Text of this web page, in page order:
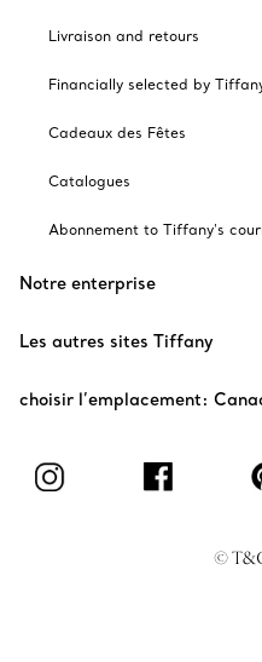
Livraison and retours
Financially selected by
Cadeaux des Fêtes
Catalogues
Abonnement to Tiffany's
Notre enterprise
Les autres sites Tiffany
choisir l’emplacement:
©